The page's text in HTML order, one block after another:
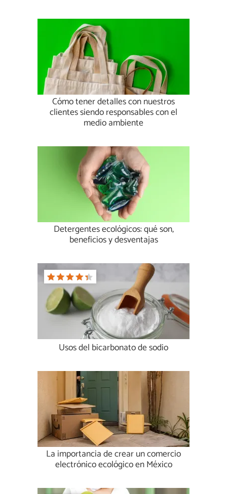
Cómo tener detalles con nuestros
clientes siendo responsables con el
medio ambiente
Detergentes ecológicos: qué son,
beneficios y desventajas
Usos del bicarbonato de sodio
La importancia de crear un comercio
electrónico ecológico en México